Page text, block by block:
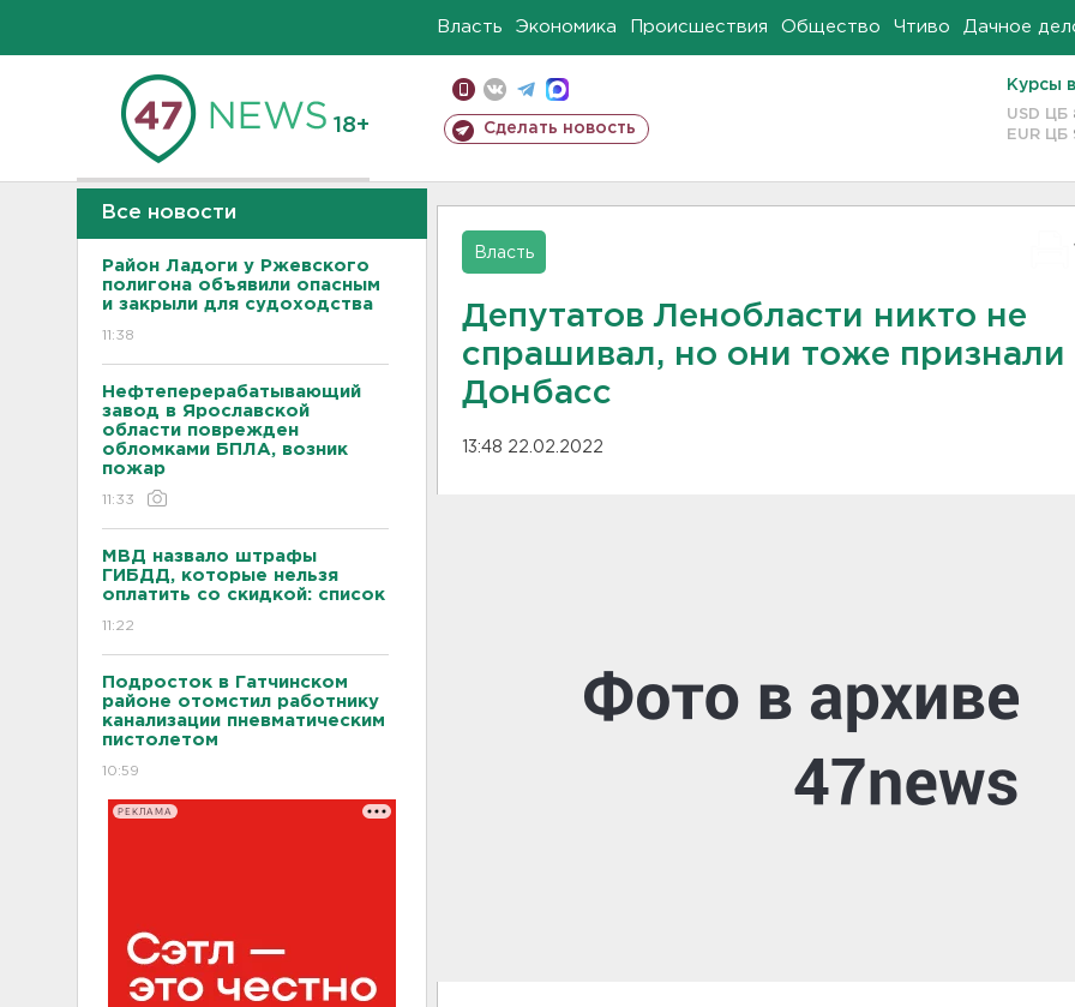
Власть Экономика Происшествия Общество Чтиво Дачное
18+ Сделать новость
Курсы
USD ЦБ
EUR ЦБ
Все новости
Район Ладоги у Ржевского
полигона объявили опасным
и закрыли для судоходства
11:38
Нефтеперерабатывающий
завод в Ярославской
области поврежден
обломками БПЛА, возник
пожар
11:33
МВД назвало штрафы
ГИБДД, которые нельзя
оплатить со скидкой: список
11:22
Подросток в Гатчинском
районе отомстил работнику
канализации пневматическим
пистолетом
10:59
РЕКЛАМА
Власть
Депутатов Ленобласти никто не
спрашивал, но они тоже признали
Донбасс
13:48 22.02.2022